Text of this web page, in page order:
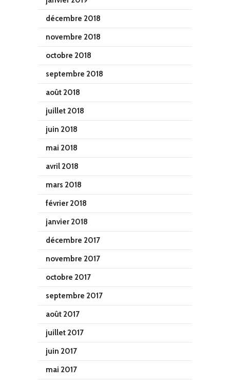
décembre 2018
novembre 2018
octobre 2018
septembre 2018
août 2018
juillet 2018
juin 2018
mai 2018
avril 2018
mars 2018
février 2018
janvier 2018
décembre 2017
novembre 2017
octobre 2017
septembre 2017
août 2017
juillet 2017
juin 2017
mai 2017